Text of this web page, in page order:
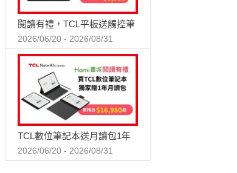
閱讀有禮，TCL平板送觸控筆
2026/06/20 - 2026/08/31
TCL數位筆記本送月讀包1年
2026/06/20 - 2026/08/31